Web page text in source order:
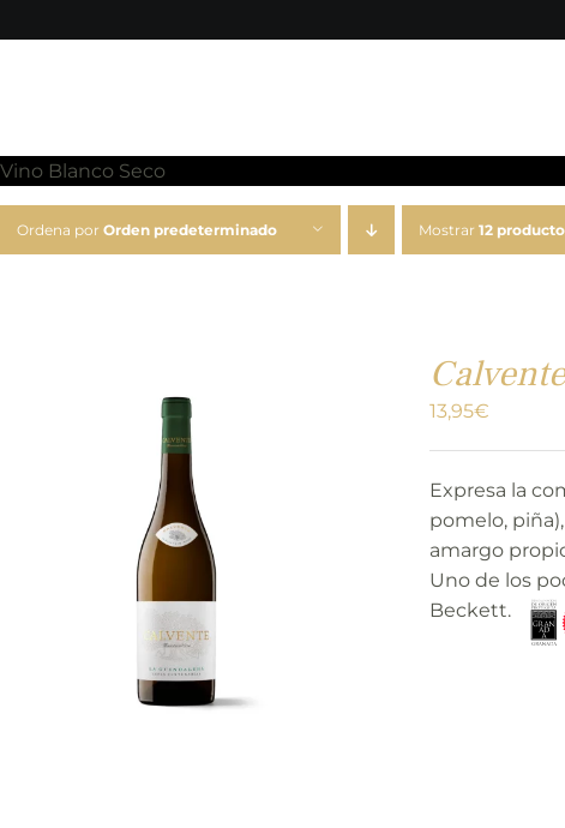
Vino Blanco Seco
Ordena por Orden predeterminado Mostrar 12
13,95€
Expresa la
pomelo,
amargo
Uno de los
Beckett.